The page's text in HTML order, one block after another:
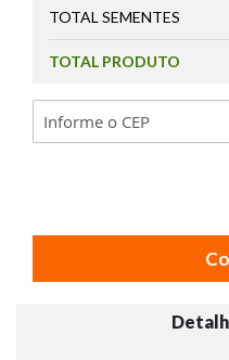
TOTAL SEMENTES
TOTAL PRODUTO